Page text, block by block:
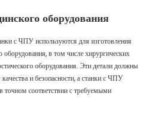
оборудования
с ЧПУ используются для изготовления
в том числе хирургических
оборудования. Эти детали должны
и безопасности, а станки с ЧПУ
точном соответствии с требуемыми